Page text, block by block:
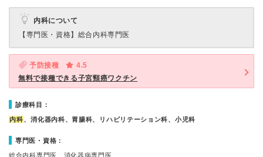
内科について
【専門医・資格】 総合内科専門医
予防接種
4.5
無料で接種できる子宮頸癌ワクチン
診療科目：
内科、消化器内科、胃腸科、リハビリテーション科、小児科
専門医・資格：
総合内科専門医、消化器病専門医